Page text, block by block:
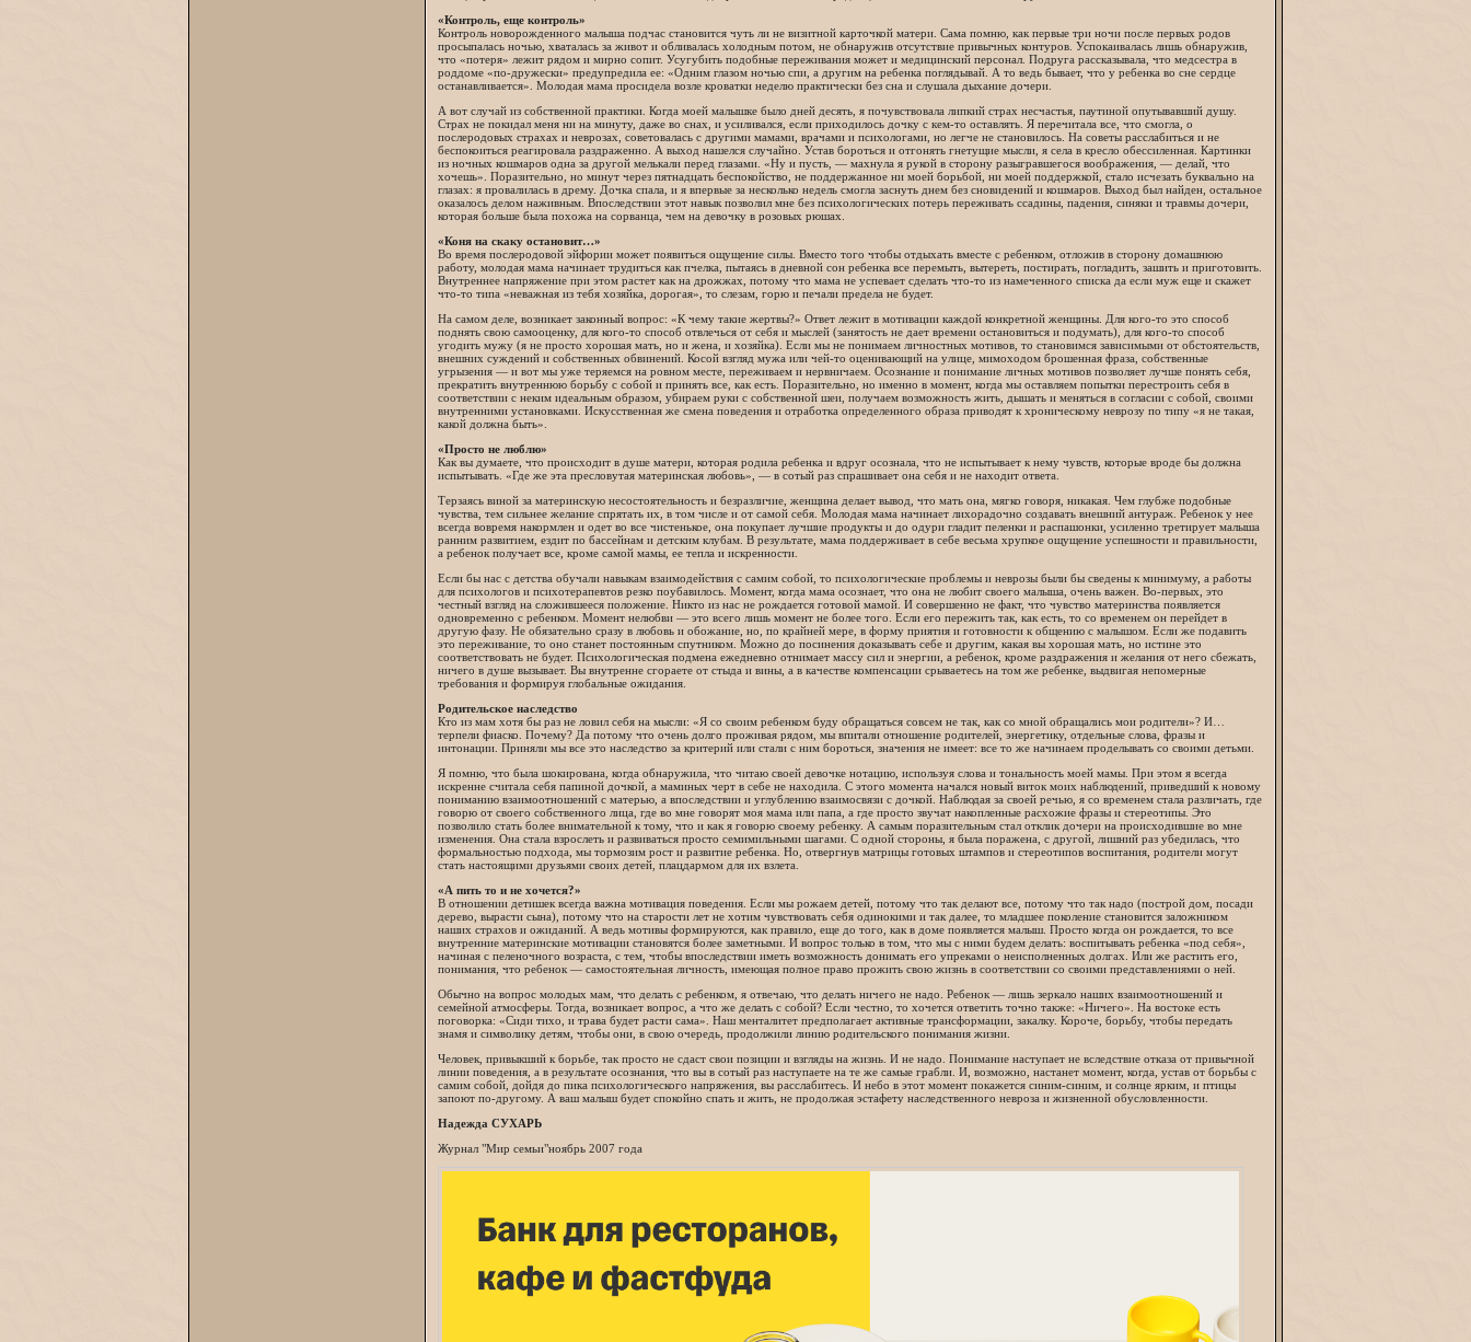
«Контроль, еще контроль»
Контроль новорожденного малыша подчас становится чуть ли не визитной карточкой матери. Сама помню, как первые три ночи после первых родов
просыпалась ночью, хваталась за живот и обливалась холодным потом, не обнаружив отсутствие привычных контуров. Успокаивалась лишь обнаружив,
что «потеря» лежит рядом и мирно сопит. Усугубить подобные переживания может и медицинский персонал. Подруга рассказывала, что медсестра в
роддоме «по-дружески» предупредила ее: «Одним глазом ночью спи, а другим на ребенка поглядывай. А то ведь бывает, что у ребенка во сне сердце
останавливается». Молодая мама просидела возле кроватки неделю практически без сна и слушала дыхание дочери.
А вот случай из собственной практики. Когда моей малышке было дней десять, я почувствовала липкий страх несчастья, паутиной опутывавший душу.
Страх не покидал меня ни на минуту, даже во снах, и усиливался, если приходилось дочку с кем-то оставлять. Я перечитала все, что смогла, о
послеродовых страхах и неврозах, советовалась с другими мамами, врачами и психологами, но легче не становилось. На советы расслабиться и не
беспокоиться реагировала раздраженно. А выход нашелся случайно. Устав бороться и отгонять гнетущие мысли, я села в кресло обессиленная. Картинки
из ночных кошмаров одна за другой мелькали перед глазами. «Ну и пусть, — махнула я рукой в сторону разыгравшегося воображения, — делай, что
хочешь». Поразительно, но минут через пятнадцать беспокойство, не поддержанное ни моей борьбой, ни моей поддержкой, стало исчезать буквально на
глазах: я провалилась в дрему. Дочка спала, и я впервые за несколько недель смогла заснуть днем без сновидений и кошмаров. Выход был найден, остальное
оказалось делом наживным. Впоследствии этот навык позволил мне без психологических потерь переживать ссадины, падения, синяки и травмы дочери,
которая больше была похожа на сорванца, чем на девочку в розовых рюшах.
«Коня на скаку остановит…»
Во время послеродовой эйфории может появиться ощущение силы. Вместо того чтобы отдыхать вместе с ребенком, отложив в сторону домашнюю
работу, молодая мама начинает трудиться как пчелка, пытаясь в дневной сон ребенка все перемыть, вытереть, постирать, погладить, зашить и приготовить.
Внутреннее напряжение при этом растет как на дрожжах, потому что мама не успевает сделать что-то из намеченного списка да если муж еще и скажет
что-то типа «неважная из тебя хозяйка, дорогая», то слезам, горю и печали предела не будет.
На самом деле, возникает законный вопрос: «К чему такие жертвы?» Ответ лежит в мотивации каждой конкретной женщины. Для кого-то это способ
поднять свою самооценку, для кого-то способ отвлечься от себя и мыслей (занятость не дает времени остановиться и подумать), для кого-то способ
угодить мужу (я не просто хорошая мать, но и жена, и хозяйка). Если мы не понимаем личностных мотивов, то становимся зависимыми от обстоятельств,
внешних суждений и собственных обвинений. Косой взгляд мужа или чей-то оценивающий на улице, мимоходом брошенная фраза, собственные
угрызения — и вот мы уже теряемся на ровном месте, переживаем и нервничаем. Осознание и понимание личных мотивов позволяет лучше понять себя,
прекратить внутреннюю борьбу с собой и принять все, как есть. Поразительно, но именно в момент, когда мы оставляем попытки перестроить себя в
соответствии с неким идеальным образом, убираем руки с собственной шеи, получаем возможность жить, дышать и меняться в согласии с собой, своими
внутренними установками. Искусственная же смена поведения и отработка определенного образа приводят к хроническому неврозу по типу «я не такая,
какой должна быть».
«Просто не люблю»
Как вы думаете, что происходит в душе матери, которая родила ребенка и вдруг осознала, что не испытывает к нему чувств, которые вроде бы должна
испытывать. «Где же эта пресловутая материнская любовь», — в сотый раз спрашивает она себя и не находит ответа.
Терзаясь виной за материнскую несостоятельность и безразличие, женщина делает вывод, что мать она, мягко говоря, никакая. Чем глубже подобные
чувства, тем сильнее желание спрятать их, в том числе и от самой себя. Молодая мама начинает лихорадочно создавать внешний антураж. Ребенок у нее
всегда вовремя накормлен и одет во все чистенькое, она покупает лучшие продукты и до одури гладит пеленки и распашонки, усиленно третирует малыша
ранним развитием, ездит по бассейнам и детским клубам. В результате, мама поддерживает в себе весьма хрупкое ощущение успешности и правильности,
а ребенок получает все, кроме самой мамы, ее тепла и искренности.
Если бы нас с детства обучали навыкам взаимодействия с самим собой, то психологические проблемы и неврозы были бы сведены к минимуму, а работы
для психологов и психотерапевтов резко поубавилось. Момент, когда мама осознает, что она не любит своего малыша, очень важен. Во-первых, это
честный взгляд на сложившееся положение. Никто из нас не рождается готовой мамой. И совершенно не факт, что чувство материнства появляется
одновременно с ребенком. Момент нелюбви — это всего лишь момент не более того. Если его пережить так, как есть, то со временем он перейдет в
другую фазу. Не обязательно сразу в любовь и обожание, но, по крайней мере, в форму приятия и готовности к общению с малышом. Если же подавить
это переживание, то оно станет постоянным спутником. Можно до посинения доказывать себе и другим, какая вы хорошая мать, но истине это
соответствовать не будет. Психологическая подмена ежедневно отнимает массу сил и энергии, а ребенок, кроме раздражения и желания от него сбежать,
ничего в душе вызывает. Вы внутренне сгораете от стыда и вины, а в качестве компенсации срываетесь на том же ребенке, выдвигая непомерные
требования и формируя глобальные ожидания.
Родительское наследство
Кто из мам хотя бы раз не ловил себя на мысли: «Я со своим ребенком буду обращаться совсем не так, как со мной обращались мои родители»? И…
терпели фиаско. Почему? Да потому что очень долго проживая рядом, мы впитали отношение родителей, энергетику, отдельные слова, фразы и
интонации. Приняли мы все это наследство за критерий или стали с ним бороться, значения не имеет: все то же начинаем проделывать со своими детьми.
Я помню, что была шокирована, когда обнаружила, что читаю своей девочке нотацию, используя слова и тональность моей мамы. При этом я всегда
искренне считала себя папиной дочкой, а маминых черт в себе не находила. С этого момента начался новый виток моих наблюдений, приведший к новому
пониманию взаимоотношений с матерью, а впоследствии и углублению взаимосвязи с дочкой. Наблюдая за своей речью, я со временем стала различать, где
говорю от своего собственного лица, где во мне говорят моя мама или папа, а где просто звучат накопленные расхожие фразы и стереотипы. Это
позволило стать более внимательной к тому, что и как я говорю своему ребенку. А самым поразительным стал отклик дочери на происходившие во мне
изменения. Она стала взрослеть и развиваться просто семимильными шагами. С одной стороны, я была поражена, с другой, лишний раз убедилась, что
формальностью подхода, мы тормозим рост и развитие ребенка. Но, отвергнув матрицы готовых штампов и стереотипов воспитания, родители могут
стать настоящими друзьями своих детей, плацдармом для их взлета.
«А пить то и не хочется?»
В отношении детишек всегда важна мотивация поведения. Если мы рожаем детей, потому что так делают все, потому что так надо (построй дом, посади
дерево, вырасти сына), потому что на старости лет не хотим чувствовать себя одинокими и так далее, то младшее поколение становится заложником
наших страхов и ожиданий. А ведь мотивы формируются, как правило, еще до того, как в доме появляется малыш. Просто когда он рождается, то все
внутренние материнские мотивации становятся более заметными. И вопрос только в том, что мы с ними будем делать: воспитывать ребенка «под себя»,
начиная с пеленочного возраста, с тем, чтобы впоследствии иметь возможность донимать его упреками о неисполненных долгах. Или же растить его,
понимания, что ребенок — самостоятельная личность, имеющая полное право прожить свою жизнь в соответствии со своими представлениями о ней.
Обычно на вопрос молодых мам, что делать с ребенком, я отвечаю, что делать ничего не надо. Ребенок — лишь зеркало наших взаимоотношений и
семейной атмосферы. Тогда, возникает вопрос, а что же делать с собой? Если честно, то хочется ответить точно также: «Ничего». На востоке есть
поговорка: «Сиди тихо, и трава будет расти сама». Наш менталитет предполагает активные трансформации, закалку. Короче, борьбу, чтобы передать
знамя и символику детям, чтобы они, в свою очередь, продолжили линию родительского понимания жизни.
Человек, привыкший к борьбе, так просто не сдаст свои позиции и взгляды на жизнь. И не надо. Понимание наступает не вследствие отказа от привычной
линии поведения, а в результате осознания, что вы в сотый раз наступаете на те же самые грабли. И, возможно, настанет момент, когда, устав от борьбы с
самим собой, дойдя до пика психологического напряжения, вы расслабитесь. И небо в этот момент покажется синим-синим, и солнце ярким, и птицы
запоют по-другому. А ваш малыш будет спокойно спать и жить, не продолжая эстафету наследственного невроза и жизненной обусловленности.
Надежда СУХАРЬ
Журнал "Мир семьи"ноябрь 2007 года